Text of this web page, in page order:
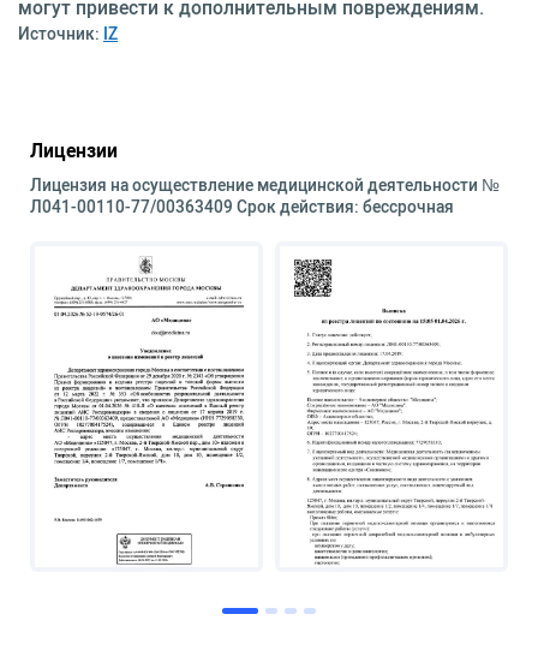
могут привести к дополнительным повреждениям.
Источник: IZ
Лицензии
Лицензия на осуществление медицинской деятельности №
Л041-00110-77/00363409 Срок действия: бессрочная